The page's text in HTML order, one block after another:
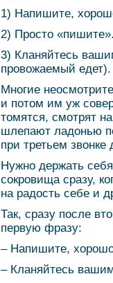
1) Напишите,
2) Просто «пишите».
3) Кланяйтесь
провожаемый едет).
Многие
и потом им уж
томятся, смотрят
шлепают ладонью
при третьем звонке
Нужно держать
сокровища сразу,
на радость себе и
Так, сразу после
первую фразу:
– Напишите, хорошо
– Кланяйтесь